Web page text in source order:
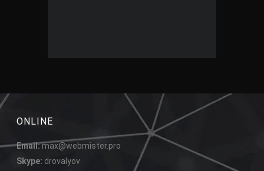
ONLINE
Email:max@webmister.pro
Skype: drovalyov